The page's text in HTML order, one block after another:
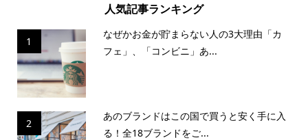
人気記事ランキング
1
なぜかお金が貯まらない人の3大理由「カ
フェ」、「コンビニ」あ...
2
あのブランドはこの国で買うと安く手に入
る！全18ブランドをご...